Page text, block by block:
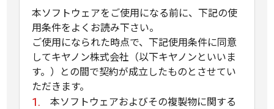
本ソフトウェアをご使用になる前に、下記の使
用条件をよくお読み下さい。
ご使用になられた時点で、下記使用条件に同意
してキヤノン株式会社（以下キヤノンといいま
す。）との間で契約が成立したものとさせてい
ただきます。
本ソフトウェアおよびその複製物に関する